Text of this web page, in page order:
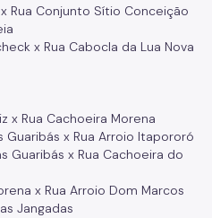
Rua Conjunto Sítio Conceição
x Rua Cabocla da Lua Nova
x Rua Cachoeira Morena
x Rua Arroio Itapororó
x Rua Cachoeira do
x Rua Arroio Dom Marcos
Jangadas